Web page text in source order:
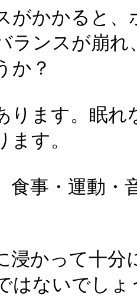
がかかると
ランスが崩
か？
ります。眠れ
ます。
食事・運動・
浸かって十
はないでしょ